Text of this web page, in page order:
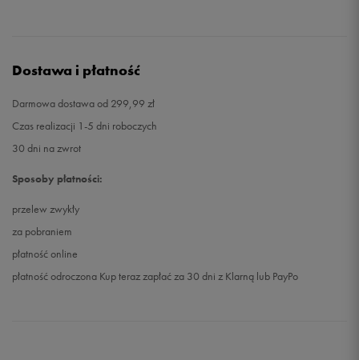
Dostawa i płatność
Darmowa dostawa od 299,99 zł
Czas realizacji 1-5 dni roboczych
30 dni na zwrot
Sposoby płatności:
przelew zwykły
za pobraniem
płatność online
płatność odroczona Kup teraz zapłać za 30 dni z Klarną lub PayPo